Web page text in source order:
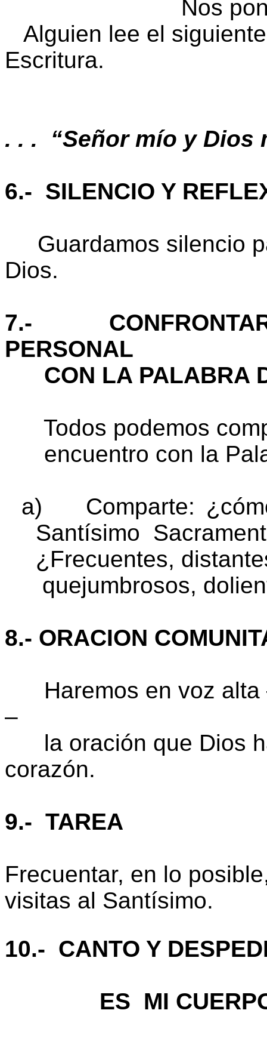
Nos
Alguien lee el
Escritura.
. . . “Señor mío y Dios
6.- SILENCIO Y
Guardamos silencio
Dios.
7.-
PERSONAL
CON LA PALABRA
Todos podemos
encuentro con la
a)
Comparte:
Santísimo
¿Frecuentes,
quejumbrosos,
8.- ORACION
Haremos en voz alta
–
la oración que Dios
corazón.
9.- TAREA
Frecuentar, en lo
visitas al Santísimo.
10.- CANTO Y
ES MI